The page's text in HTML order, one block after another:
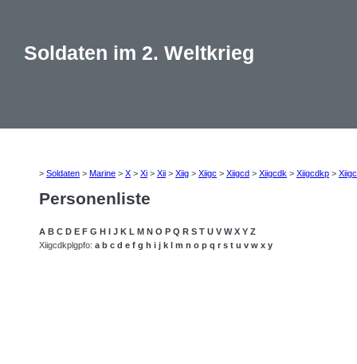
Soldaten im 2. Weltkrieg
> Soldaten > Marine > X > Xi > Xii > Xiig > Xiigc > Xiigcd > Xiigcdk > Xiigcdkp >
Personenliste
A B C D E F G H I J K L M N O P Q R S T U V W X Y Z
Xiigcdkplgpfo: a b c d e f g h i j k l m n o p q r s t u v w x y